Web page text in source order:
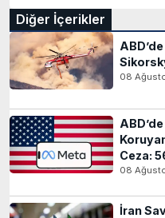
Diğer İçerikler
08
Ceza:
08
İran